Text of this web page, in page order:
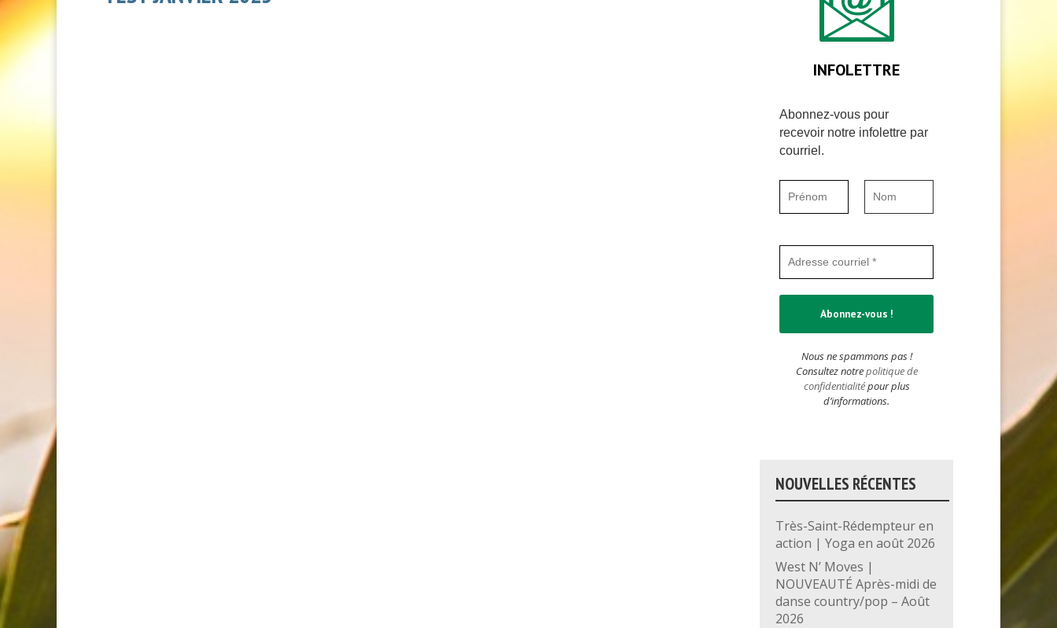
INFOLETTRE
Abonnez-vous pour
recevoir notre infolettre par
courriel.
Nous ne spammons pas !
Consultez notrepolitique de
confidentialitépour plus
d’informations.
NOUVELLES RÉCENTES
Très-Saint-Rédempteur en
action | Yoga en août 2026
West N’ Moves |
NOUVEAUTÉ Après-midi de
danse country/pop – Août
2026